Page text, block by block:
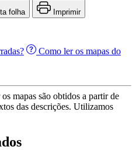
folha Imprimir
Como ler os mapas do
mapas são obtidos a partir de
das descrições. Utilizamos